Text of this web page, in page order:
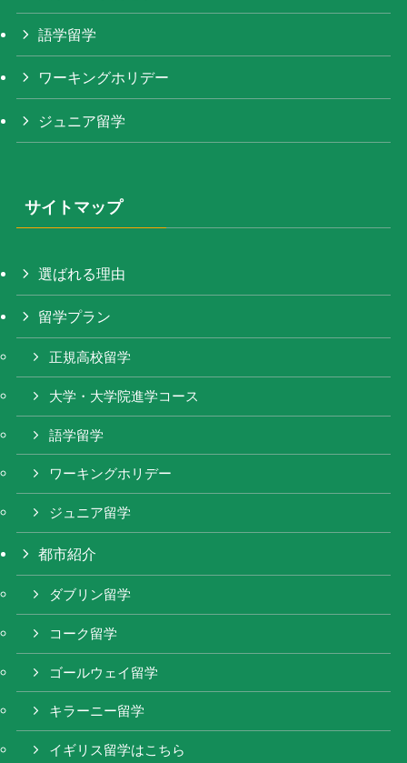
語学留学
ワーキングホリデー
ジュニア留学
サイトマップ
選ばれる理由
留学プラン
正規高校留学
大学・大学院進学コース
語学留学
ワーキングホリデー
ジュニア留学
都市紹介
ダブリン留学
コーク留学
ゴールウェイ留学
キラーニー留学
イギリス留学はこちら